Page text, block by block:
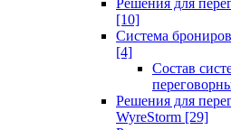
Решения для
[10]
Система
[4]
Состав
Решения для
WyreStorm [29]